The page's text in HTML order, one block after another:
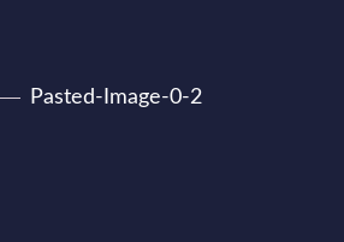
Pasted-Image-0-2